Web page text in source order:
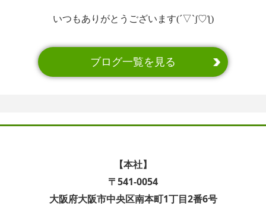
いつもありがとうございます(´▽`ʃ♡ƪ)
ブログ一覧を見る
【本社】
〒541-0054
大阪府大阪市中央区南本町1丁目2番6号